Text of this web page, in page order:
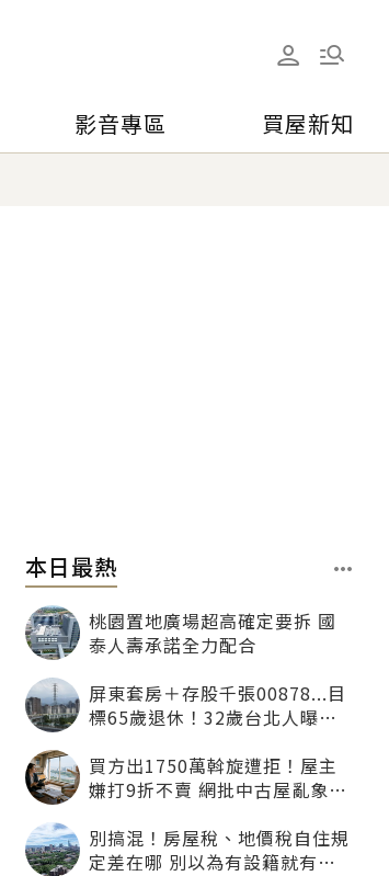
影音專區 買屋新知
本日最熱
桃園置地廣場超高確定要拆 國
泰人壽承諾全力配合
屏東套房＋存股千張00878...目
標65歲退休！32歲台北人曝：
買方出1750萬斡旋遭拒！屋主
嫌打9折不賣 網批中古屋亂象：
別搞混！房屋稅、地價稅自住規
定差在哪 別以為有設籍就有優